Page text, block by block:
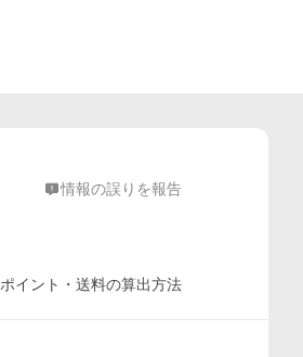
情報の誤りを報告
ポイント・送料の算出方法